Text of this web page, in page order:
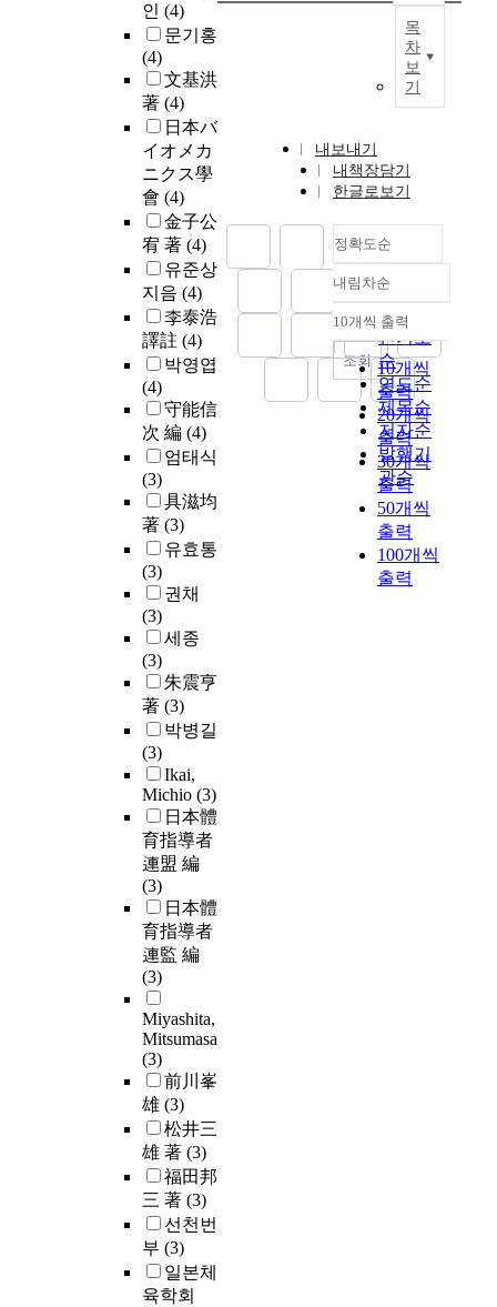
인 (4)
문기홍
(4)
文基洪
著 (4)
日本バ
イオメカ
ニクス學
會 (4)
金子公
宥 著 (4)
유준상
지음 (4)
李泰浩
譯註 (4)
박영엽
(4)
守能信
次 編 (4)
엄태식
(3)
具滋均
著 (3)
유효통
(3)
권채
(3)
세종
(3)
朱震亨
著 (3)
박병길
(3)
Ikai,
Michio (3)
日本體
育指導者
連盟 編
(3)
日本體
育指導者
連監 編
(3)
Miyashita,
Mitsumasa
(3)
前川峯
雄 (3)
松井三
雄 著 (3)
福田邦
三 著 (3)
선천번
부 (3)
일본체
육학회
목
차
보
기
내보내기
내책장담기
한글로보기
정확도순
정확도
순
인기도
순
연도순
제목순
저자순
발행기
관순
내림차순
내림차순
10개씩 출력
10개씩
출력
20개씩
출력
30개씩
출력
50개씩
출력
100개씩
출력
조회